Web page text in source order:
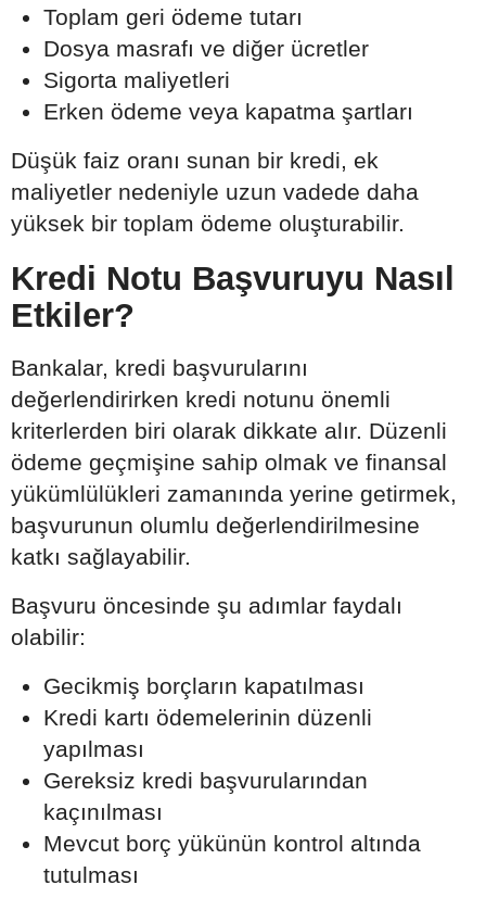
Toplam geri ödeme tutarı
Dosya masrafı ve diğer ücretler
Sigorta maliyetleri
Erken ödeme veya kapatma şartları
Düşük faiz oranı sunan bir kredi, ek
maliyetler nedeniyle uzun vadede daha
yüksek bir toplam ödeme oluşturabilir.
Kredi Notu Başvuruyu Nasıl
Etkiler?
Bankalar, kredi başvurularını
değerlendirirken kredi notunu önemli
kriterlerden biri olarak dikkate alır. Düzenli
ödeme geçmişine sahip olmak ve finansal
yükümlülükleri zamanında yerine getirmek,
başvurunun olumlu değerlendirilmesine
katkı sağlayabilir.
Başvuru öncesinde şu adımlar faydalı
olabilir:
Gecikmiş borçların kapatılması
Kredi kartı ödemelerinin düzenli
yapılması
Gereksiz kredi başvurularından
kaçınılması
Mevcut borç yükünün kontrol altında
tutulması